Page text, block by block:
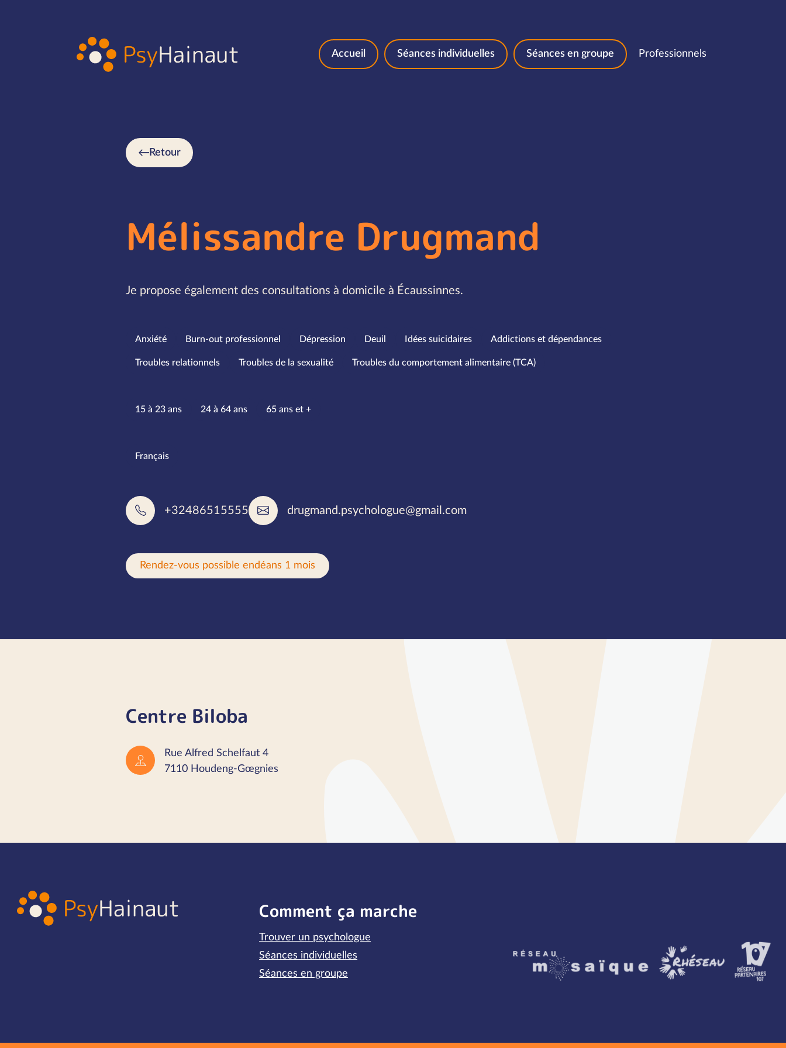
Accueil Séances individuelles Séances en groupe Professionnels
Retour
Mélissandre Drugmand
Je propose également des consultations à domicile à Écaussinnes.
Spécialités
Anxiété Burn-out professionnel Dépression Deuil Idées suicidaires Addictions et dépendances
Troubles relationnels Troubles de la sexualité Troubles du comportement alimentaire (TCA)
Tranches d’âge
15 à 23 ans 24 à 64 ans 65 ans et +
Langues parlées
Français
+32486515555 drugmand.psychologue@gmail.com
Rendez-vous possible endéans 1 mois
Centre Biloba
Rue Alfred Schelfaut 4
7110 Houdeng-Gœgnies
Comment ça marche
Trouver un psychologue
Séances individuelles
Séances en groupe
Partenaires